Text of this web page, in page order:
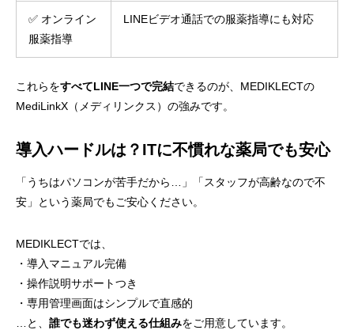
✅ オンライン
服薬指導
LINEビデオ通話での服薬指導にも対応
これらをすべてLINE一つで完結できるのが、MEDIKLECTの
MediLinkX（メディリンクス）の強みです。
導入ハードルは？ITに不慣れな薬局でも安心
「うちはパソコンが苦手だから…」「スタッフが高齢なので不
安」という薬局でもご安心ください。
MEDIKLECTでは、
・導入マニュアル完備
・操作説明サポートつき
・専用管理画面はシンプルで直感的
…と、 誰でも迷わず使える仕組みをご用意しています。